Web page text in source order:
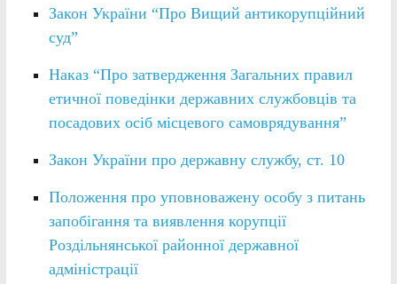
Закон України “Про Вищий антикорупційний
суд”
Наказ “Про затвердження Загальних правил
етичної поведінки державних службовців та
посадових осіб місцевого самоврядування”
Закон України про державну службу, ст. 10
Положення про уповноважену особу з питань
запобігання та виявлення корупції
Роздільнянської районної державної
адміністрації